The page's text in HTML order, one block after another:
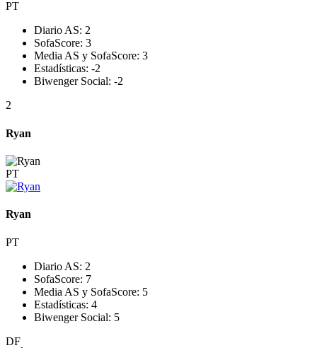
PT
Diario AS: 2
SofaScore: 3
Media AS y SofaScore: 3
Estadísticas: -2
Biwenger Social: -2
2
Ryan
PT
Ryan
PT
Diario AS: 2
SofaScore: 7
Media AS y SofaScore: 5
Estadísticas: 4
Biwenger Social: 5
DF